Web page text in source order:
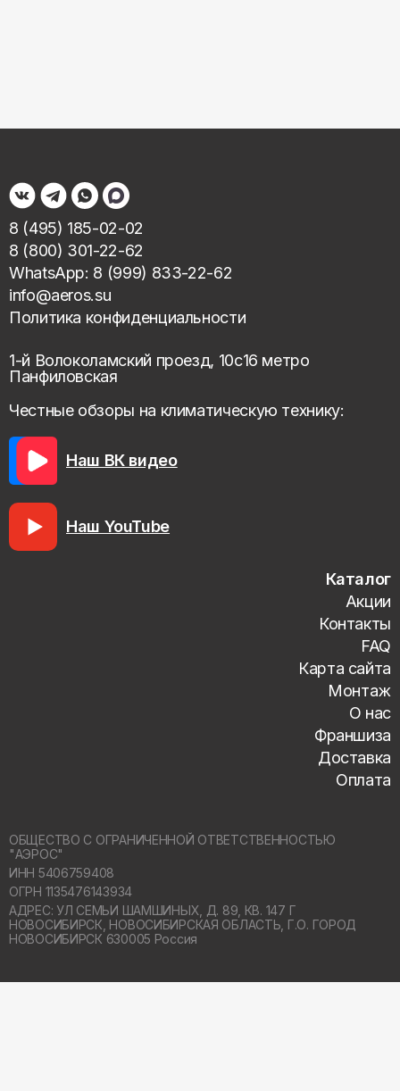
8 (495) 185-02-02
8 (800) 301-22-62
WhatsApp: 8 (999) 833-22-62
info@aeros.su
Политика конфиденциальности
1-й Волоколамский проезд, 10с16 метро
Панфиловская
Честные обзоры на климатическую технику:
Наш ВК видео
Наш YouTube
Каталог
Акции
Контакты
FAQ
Карта сайта
Монтаж
О нас
Франшиза
Доставка
Оплата
ОБЩЕСТВО С ОГРАНИЧЕННОЙ ОТВЕТСТВЕННОСТЬЮ
"АЭРОС"
ИНН 5406759408
ОГРН 1135476143934
АДРЕС: УЛ СЕМЬИ ШАМШИНЫХ, Д. 89, КВ. 147 Г
НОВОСИБИРСК, НОВОСИБИРСКАЯ ОБЛАСТЬ, Г.О. ГОРОД
НОВОСИБИРСК 630005 Россия